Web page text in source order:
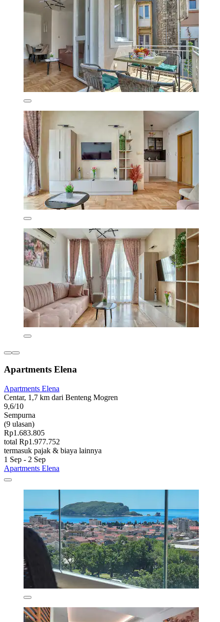
Apartments Elena
Apartments Elena
Centar, 1,7 km dari Benteng Mogren
9,6/10
Sempurna
(9 ulasan)
Rp1.683.805
total Rp1.977.752
termasuk pajak & biaya lainnya
1 Sep - 2 Sep
Apartments Elena